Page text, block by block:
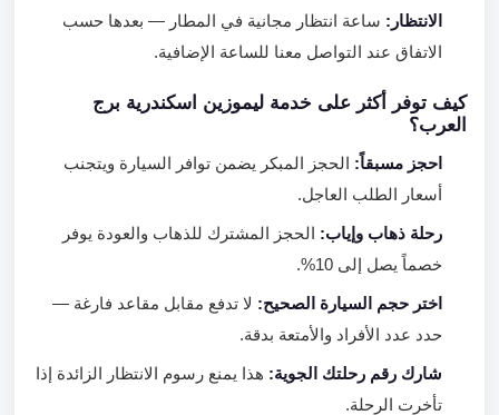
الانتظار:ساعة انتظار مجانية في المطار — بعدها حسب
الاتفاق عند التواصل معنا للساعة الإضافية.
كيف توفر أكثر على خدمة ليموزين اسكندرية برج
العرب؟
احجز مسبقاً:الحجز المبكر يضمن توافر السيارة ويتجنب
أسعار الطلب العاجل.
رحلة ذهاب وإياب:الحجز المشترك للذهاب والعودة يوفر
خصماً يصل إلى 10%.
اختر حجم السيارة الصحيح:لا تدفع مقابل مقاعد فارغة —
حدد عدد الأفراد والأمتعة بدقة.
شارك رقم رحلتك الجوية:هذا يمنع رسوم الانتظار الزائدة إذا
تأخرت الرحلة.